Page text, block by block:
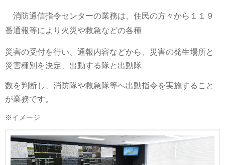
消防通信指令センターの業務は、住民の方々から１１９
番通報等により火災や救急などの各種
災害の受付を行い、通報内容などから、災害の発生場所と
災害種別を決定、出動する隊と出動隊
数を判断し、消防隊や救急隊等へ出動指令を実施すること
が業務です。
※イメージ